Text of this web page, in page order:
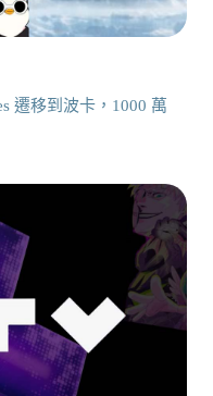
遷移到波卡，1000 萬